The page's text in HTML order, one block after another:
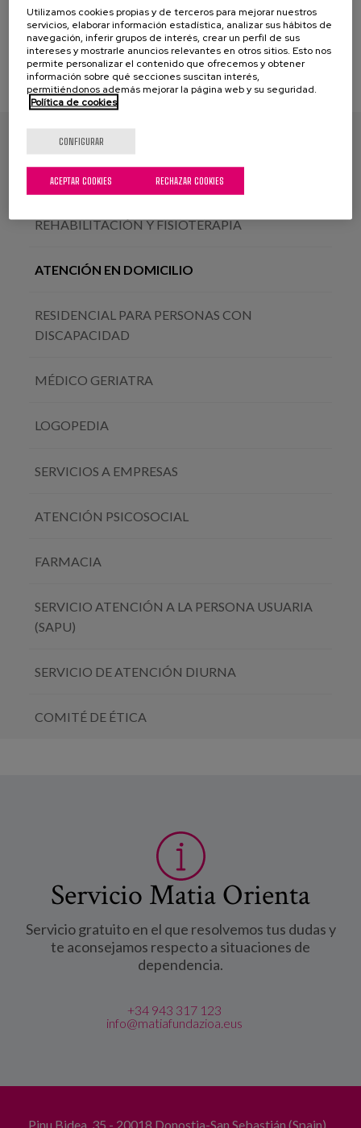
RESIDENCIAL MAYORES
CENTRO DE DÍA
REHABILITACIÓN Y FISIOTERAPIA
ATENCIÓN EN DOMICILIO
RESIDENCIAL PARA PERSONAS CON
DISCAPACIDAD
MÉDICO GERIATRA
LOGOPEDIA
SERVICIOS A EMPRESAS
ATENCIÓN PSICOSOCIAL
FARMACIA
SERVICIO ATENCIÓN A LA PERSONA USUARIA
(SAPU)
SERVICIO DE ATENCIÓN DIURNA
COMITÉ DE ÉTICA
Servicio Matia Orienta
Servicio gratuito en el que resolvemos tus dudas y
te aconsejamos respecto a situaciones de
dependencia.
+34 943 317 123
info@matiafundazioa.eus
Pinu Bidea, 35 - 20018 Donostia-San Sebastián (Spain)
Utilizamos cookies propias y de terceros para mejorar nuestros
servicios, elaborar información estadística, analizar sus hábitos de
navegación, inferir grupos de interés, crear un perfil de sus
intereses y mostrarle anuncios relevantes en otros sitios. Esto nos
permite personalizar el contenido que ofrecemos y obtener
información sobre qué secciones suscitan interés,
permitiéndonos además mejorar la página web y su seguridad.
Política de cookies
CONFIGURAR
RECHAZAR COOKIES
ACEPTAR COOKIES